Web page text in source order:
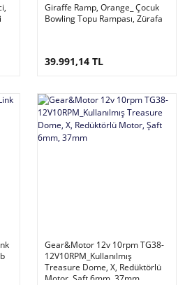
Giraffe Ramp, Orange_ Çocuk
Bowling Topu Rampası, Zürafa
39.991,14 TL
Gear&Motor 12v 10rpm TG38-
12V10RPM_Kullanılmış
Treasure Dome, X, Redüktörlü
Motor, Şaft 6mm, 37mm